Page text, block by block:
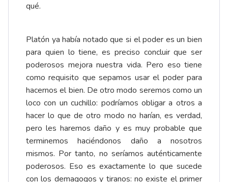
qué.
Platón ya había notado que si el poder es un bien
para quien lo tiene, es preciso concluir que ser
poderosos mejora nuestra vida. Pero eso tiene
como requisito que sepamos usar el poder para
hacernos el bien. De otro modo seremos como un
loco con un cuchillo: podríamos obligar a otros a
hacer lo que de otro modo no harían, es verdad,
pero les haremos daño y es muy probable que
terminemos haciéndonos daño a nosotros
mismos. Por tanto, no seríamos auténticamente
poderosos. Eso es exactamente lo que sucede
con los demagogos y tiranos: no existe el primer